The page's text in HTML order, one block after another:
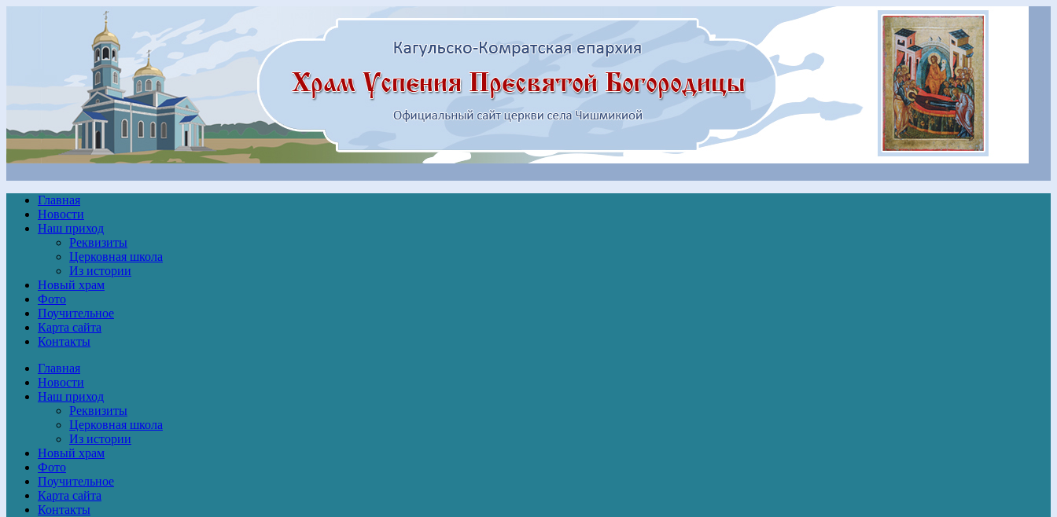
Главная
Новости
Наш приход
Реквизиты
Церковная школа
Из истории
Новый храм
Фото
Поучительное
Карта сайта
Контакты
Главная
Новости
Наш приход
Реквизиты
Церковная школа
Из истории
Новый храм
Фото
Поучительное
Карта сайта
Контакты